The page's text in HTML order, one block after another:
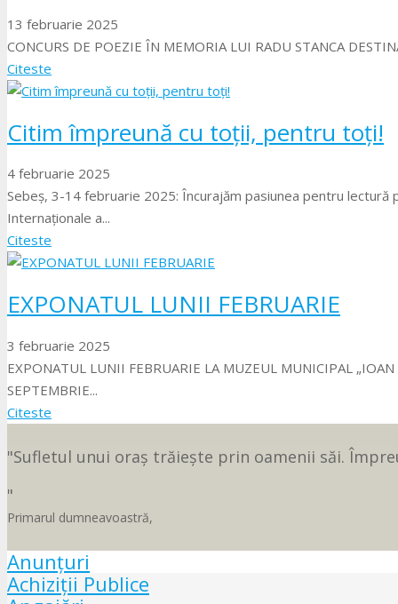
13 februarie 2025
CONCURS DE POEZIE ÎN MEMORIA LUI RADU STANCA
Citeste
Citim împreună cu toții, pentru toți!
4 februarie 2025
Sebeș, 3-14 februarie 2025: Încurajăm pasiunea pentru lectură
Internaționale a...
Citeste
EXPONATUL LUNII FEBRUARIE
3 februarie 2025
EXPONATUL LUNII FEBRUARIE LA MUZEUL MUNICIPAL
SEPTEMBRIE...
Citeste
Sufletul unui oraș trăiește prin oamenii săi.
Primarul dumneavoastră,
Anunțuri
Achiziții Publice